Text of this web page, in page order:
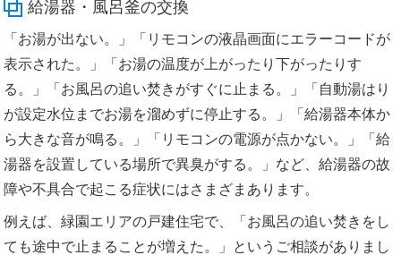
給湯器・風呂釜の交換
「お湯が出ない。」「リモコンの液晶画面にエラーコードが
表示された。」「お湯の温度が上がったり下がったりす
る。」「お風呂の追い焚きがすぐに止まる。」「自動湯はり
が設定水位までお湯を溜めずに停止する。」「給湯器本体か
ら大きな音が鳴る。」「リモコンの電源が点かない。」「給
湯器を設置している場所で異臭がする。」など、給湯器の故
障や不具合で起こる症状にはさまざまあります。
例えば、緑園エリアの戸建住宅で、「お風呂の追い焚きをし
ても途中で止まることが増えた。」というご相談がありまし